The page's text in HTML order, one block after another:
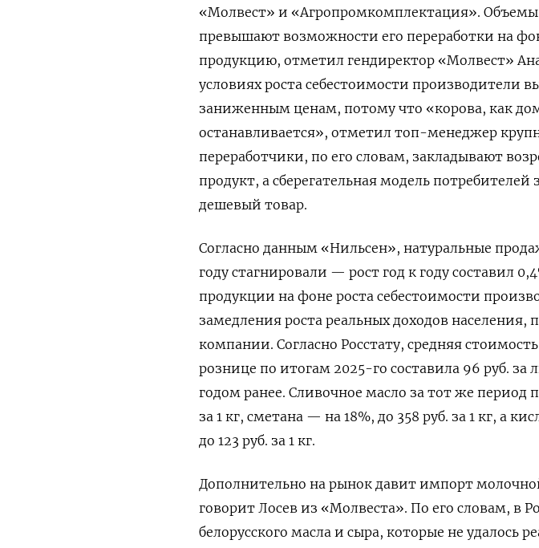
«Молвест» и «Агропромкомплектация». Объемы
превышают возможности его переработки на
продукцию, отметил гендиректор «Молвест»
условиях роста себестоимости производители
заниженным ценам, потому что «корова, как
останавливается», отметил топ-менеджер
переработчики, по его словам, закладывают
продукт, а сберегательная модель потребителей
дешевый товар.
Согласно данным «Нильсен», натуральные
году стагнировали — рост год к году составил
продукции на фоне роста себестоимости
замедления роста реальных доходов населения,
компании. Согласно Росстату, средняя
рознице по итогам 2025-го составила 96 руб. за
годом ранее. Сливочное масло за тот же период
за 1 кг, сметана — на 18%, до 358 руб. за 1 кг, а
до 123 руб. за 1 кг.
Дополнительно на рынок давит импорт
говорит Лосев из «Молвеста». По его словам, в
белорусского масла и сыра, которые не удалось